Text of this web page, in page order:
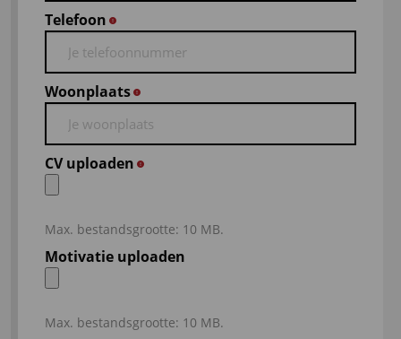
Telefoon
Woonplaats
CV uploaden
Max. bestandsgrootte: 10 MB.
Motivatie uploaden
Max. bestandsgrootte: 10 MB.